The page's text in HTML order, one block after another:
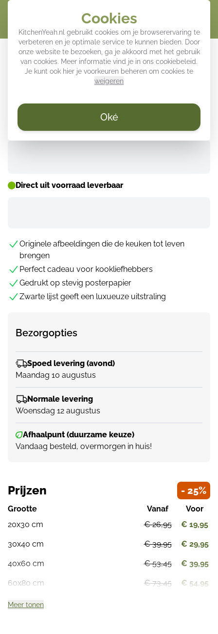
Cookies
KitchenYeah.nl gebruikt cookies om je browserervaring te
verbeteren en je optimale service te kunnen bieden. Door
onze website te bezoeken, ga je akkoord met het gebruik
van cookies. Meer informatie vind je in ons cookiebeleid.
Je kunt ook hier je voorkeuren beheren om cookies te
weigeren
Oké
Poster met lijst - Een Deal in
Contrast
Direct uit voorraad leverbaar
Originele afbeeldingen die de keuken tot leven
brengen
Perfect cadeau voor kookliefhebbers
Gedrukt op stevig posterpapier
Zwarte lijst geeft een luxueuze uitstraling
Bezorgopties
Spoed levering (avond)
Maandag 10 augustus
Normale levering
Woensdag 12 augustus
Afhaalpunt (duurzame keuze)
Vandaag besteld, overmorgen in huis!
Prijzen - 25%
Grootte
20x30 cm
30x40 cm
40x60 cm
60x80 cm
Vanaf
€ 26,95
€ 39,95
€ 53,45
€ 73,45
Voor
€ 19,95
€ 29,95
€ 39,95
€ 54,95
Meer tonen